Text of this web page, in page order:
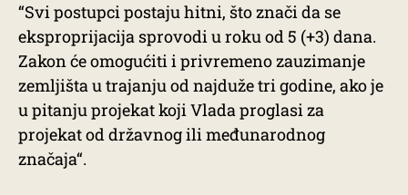
“Svi postupci postaju hitni, što znači da se
eksproprijacija sprovodi u roku od 5 (+3) dana.
Zakon će omogućiti i privremeno zauzimanje
zemljišta u trajanju od najduže tri godine, ako je
u pitanju projekat koji Vlada proglasi za
projekat od državnog ili međunarodnog
značaja“.